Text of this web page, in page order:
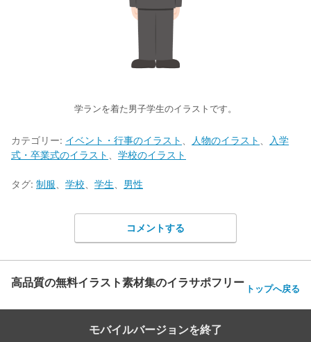
学ランを着た男子学生のイラストです。
カテゴリー: イベント・行事のイラスト 人物のイラスト
入学
式・卒業式のイラスト
学校のイラスト
タグ: 制服 学校 学生 男性
コメントする
高品質の無料イラスト素材集のイラサポフリー トップへ戻る
モバイルバージョンを終了